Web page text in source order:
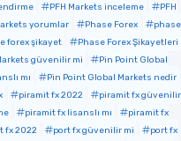
PFH Markets inceleme
PFH
yorumlar Phase Forex
phase
forex şikayet
Phase Forex Şikayetleri
güvenilir mi
Pin Point Global
mı
Pin Point Global Markets nedir
piramit fx 2022
piramit fx güvenilir
piramit fx lisanslı mı
piramit fx
fx 2022 port fx güvenilir mi
port fx